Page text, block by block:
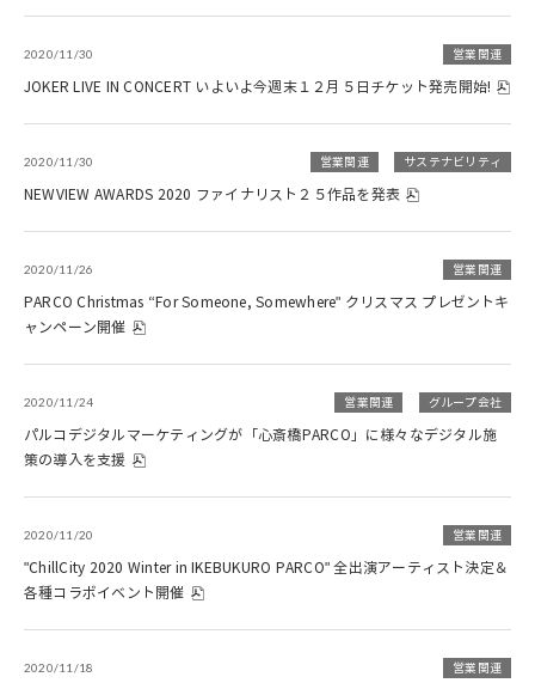
2020/11/30 営業関連
JOKER LIVE IN CONCERT いよいよ今週末１２月５日チケット発売開始!
2020/11/30 営業関連 サステナビリティ
NEWVIEW AWARDS 2020 ファイナリスト２５作品を発表
2020/11/26 営業関連
PARCO Christmas “For Someone, Somewhere" クリスマス プレゼントキ
ャンペーン開催
2020/11/24 営業関連 グループ会社
パルコデジタルマーケティングが「心斎橋PARCO」に様々なデジタル施
策の導入を支援
2020/11/20 営業関連
"ChillCity 2020 Winter in IKEBUKURO PARCO" 全出演アーティスト決定＆
各種コラボイベント開催
2020/11/18 営業関連